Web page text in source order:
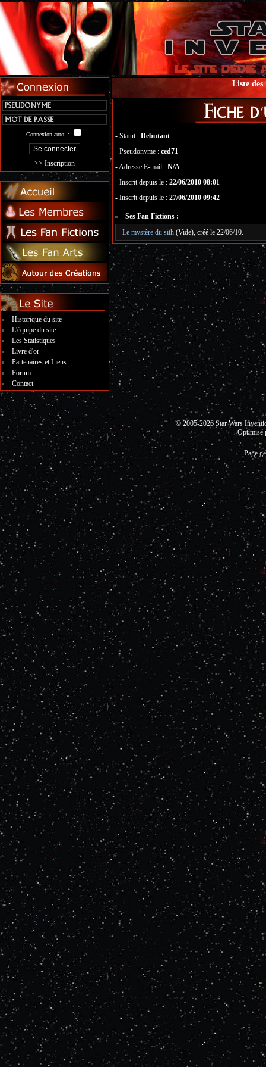
Connexion auto. :
>> Inscription
Historique du site
L'équipe du site
Les Statistiques
Livre d'or
Partenaires et Liens
Forum
Contact
Liste des
-Statut : Debutant
-Pseudonyme : ced71
-Adresse E-mail : N/A
-Inscrit depuis le : 22/06/2010 08:01
-Inscrit depuis le : 27/06/2010 09:42
Ses Fan Fictions :
- Le mystère du sith(Vide), créé le 22/06/10.
© 2005-2026 Star Wars
Optimisé
Page